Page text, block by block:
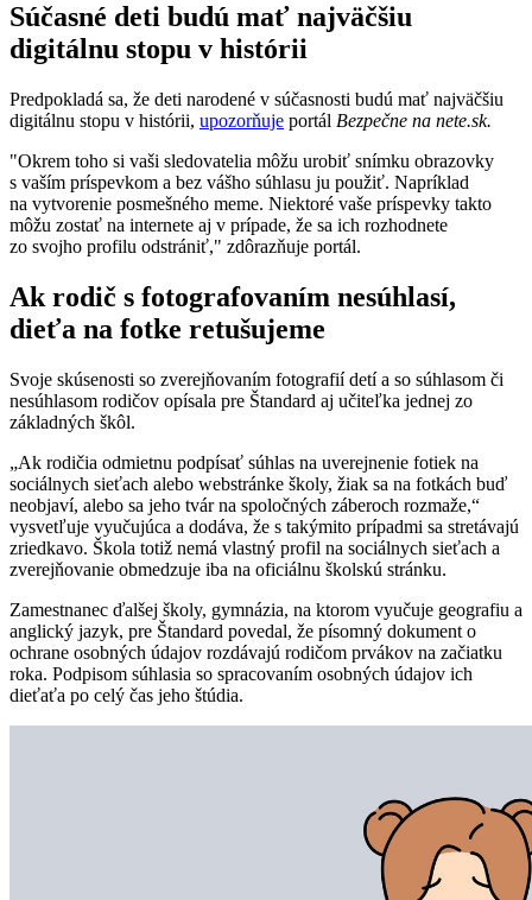
Súčasné deti budú mať najväčšiu
digitálnu stopu v histórii
Predpokladá sa, že deti narodené v súčasnosti budú mať najväčšiu
digitálnu stopu v histórii, upozorňuje portál Bezpečne na nete.sk.
"Okrem toho si vaši sledovatelia môžu urobiť snímku obrazovky
s vaším príspevkom a bez vášho súhlasu ju použiť. Napríklad
na vytvorenie posmešného meme. Niektoré vaše príspevky takto
môžu zostať na internete aj v prípade, že sa ich rozhodnete
zo svojho profilu odstrániť," zdôrazňuje portál.
Ak rodič s fotografovaním nesúhlasí,
dieťa na fotke retušujeme
Svoje skúsenosti so zverejňovaním fotografií detí a so súhlasom či
nesúhlasom rodičov opísala pre Štandard aj učiteľka jednej zo
základných škôl.
„Ak rodičia odmietnu podpísať súhlas na uverejnenie fotiek na
sociálnych sieťach alebo webstránke školy, žiak sa na fotkách buď
neobjaví, alebo sa jeho tvár na spoločných záberoch rozmaže,“
vysvetľuje vyučujúca a dodáva, že s takýmito prípadmi sa stretávajú
zriedkavo. Škola totiž nemá vlastný profil na sociálnych sieťach a
zverejňovanie obmedzuje iba na oficiálnu školskú stránku.
Zamestnanec ďalšej školy, gymnázia, na ktorom vyučuje geografiu a
anglický jazyk, pre Štandard povedal, že písomný dokument o
ochrane osobných údajov rozdávajú rodičom prvákov na začiatku
roka. Podpisom súhlasia so spracovaním osobných údajov ich
dieťaťa po celý čas jeho štúdia.